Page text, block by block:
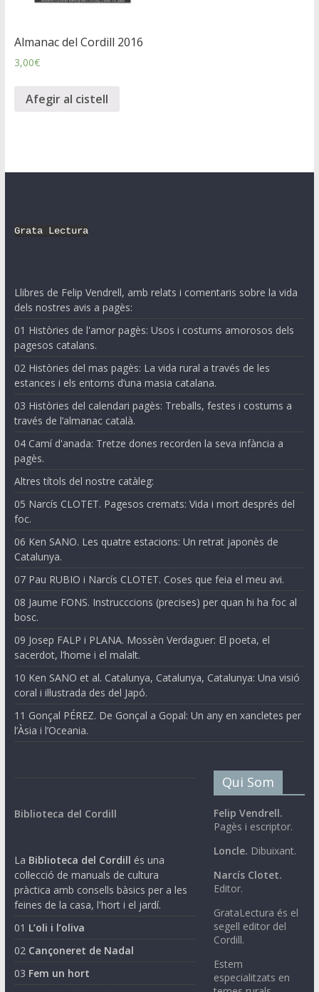
Almanac del Cordill 2016
3,00€
Afegir al cistell
Grata Lectura
Llibres de Felip Vendrell, amb relats i comentaris sobre la vida
dels nostres avis a pagès:
01 Històries de l'amor pagès: Usos i costums amorosos dels
pagesos catalans.
02 Històries del mas pagès: La vida rural a través de les
estances i els entorns d’una masia catalana.
03 Històries del calendari pagès: Treballs, festes i costums a
través de l’almanac català.
04 Camí d'anada: Tretze dones recorden la seva infància a
pagès.
Altres títols del nostre catàleg:
05 Narcís CLOTET. Pagesos cremats: Vida i mort després del
foc.
06 Ken SANO. Les quatre estacions: Un retrat japonès de
Catalunya.
07 Pau RUBIO i Narcís CLOTET. Coses que feia el meu avi.
08 Jaume FONS. Instrucccions (precises) per quan hi ha foc al
bosc.
09 Josep FALP i PLANA. Mossèn Verdaguer: El poeta, el
sacerdot, l’home i el malalt.
10 Ken SANO et al. Catalunya, Catalunya, Catalunya: Una visió
coral i il·lustrada des del Japó.
11 Gonçal PÉREZ. De Gonçal a Gopal: Un any en xancletes per
l’Àsia i l’Oceania.
Biblioteca del Cordill
La Biblioteca del Cordill és una
col·lecció de manuals de cultura
pràctica amb consells bàsics per a les
feines de la casa, l'hort i el jardí.
01 L’oli i l’oliva
02 Cançoneret de Nadal
03 Fem un hort
Qui Som
Felip Vendrell.
Pagès i escriptor.
Loncle. Dibuixant.
Narcís Clotet.
Editor.
GrataLectura és el
segell editor del
Cordill.
Estem
especialitzats en